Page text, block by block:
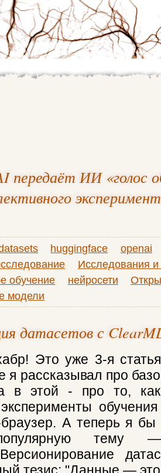
передаёт ИИ «голос
huggingface
openai
Исследования и
обучение нейросети
модели
датасетов с
Это уже 3-я
я рассказывал про
в этой - про то, как
эксперименты
А теперь я бы
тему —